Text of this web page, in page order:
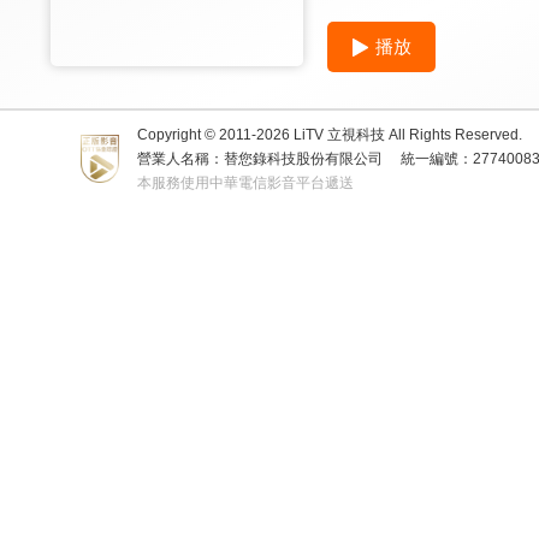
播放
Copyright © 2011-2026 LiTV 立視科技 All Rights Reserved.
營業人名稱：替您錄科技股份有限公司
統一編號：
本服務使用中華電信影音平台遞送